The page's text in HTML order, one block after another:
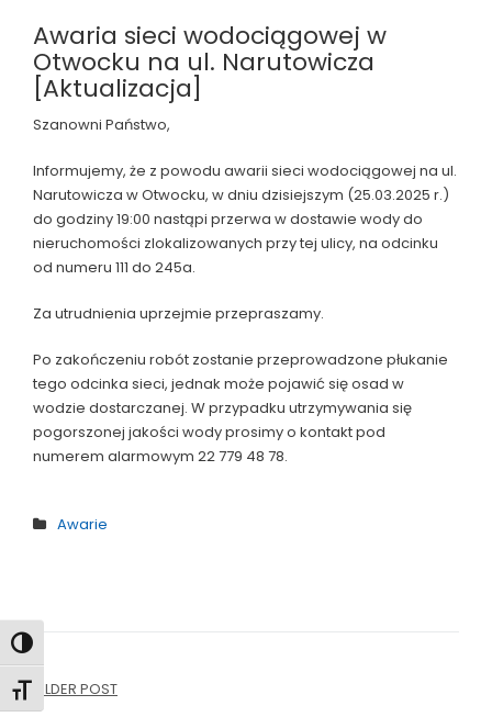
Toggle High Contrast
Toggle Font size
Awaria sieci wodociągowej w
Otwocku na ul. Narutowicza
[Aktualizacja]
Szanowni Państwo,
Informujemy, że z powodu awarii sieci wodociągowej na ul.
Narutowicza w Otwocku, w dniu dzisiejszym (25.03.2025 r.)
do godziny 19:00 nastąpi przerwa w dostawie wody do
nieruchomości zlokalizowanych przy tej ulicy, na odcinku
od numeru 111 do 245a.
Za utrudnienia uprzejmie przepraszamy.
Po zakończeniu robót zostanie przeprowadzone płukanie
tego odcinka sieci, jednak może pojawić się osad w
wodzie dostarczanej. W przypadku utrzymywania się
pogorszonej jakości wody prosimy o kontakt pod
numerem alarmowym 22 779 48 78.
Awarie
Nawigacja
OLDER POST